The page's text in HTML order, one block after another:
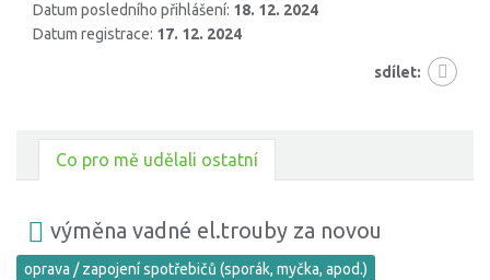
Datum posledního přihlášení: 18. 12. 2024
Datum registrace: 17. 12. 2024
sdílet:
Co pro mě udělali ostatní
výměna vadné el.trouby za novou
oprava / zapojení spotřebičů (sporák, myčka, apod.)